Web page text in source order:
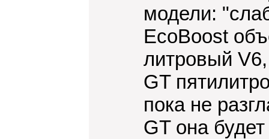
модели:
EcoBoost
литровый
GT
пока не
GT она